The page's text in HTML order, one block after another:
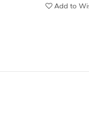
Add to